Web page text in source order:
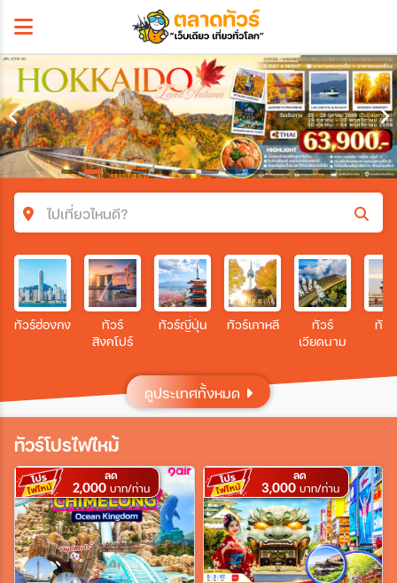
ไปเที่ยวไหนดี?
ค้นหาโปรแกรมทัวร์
คำค้นหา
เมือง
สายการบิน
ทัวร์ฮ่องกง
ทัวร์
สิงคโปร์
ทัวร์ญี่ปุ่น ทัวร์เกาหลี
ทัวร์
เวียดนาม
ทัว
ดูประเทศทั้งหมด
ทัวร์โปรไฟไหม้
ลด
2,000 บาท/ท่าน
ลด
3,000 บาท/ท่าน